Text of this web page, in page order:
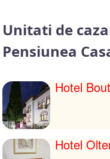
Unitati de
Pensiunea
Hotel
Hotel